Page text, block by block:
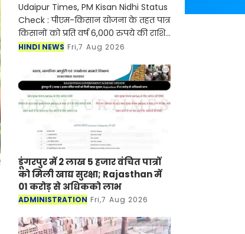
Udaipur Times, PM Kisan Nidhi Status
Check : पीएम-किसान योजना के तहत पात्र
किसानों को प्रति वर्ष 6,000 रुपये की राशि
तीन किस्तों में दी जाती है, जो सीधे उनके
HINDI NEWS Fri,7 Aug 2026
डूंगरपुर में 2 लाख 5 हजार वंचित पात्रों
को मिली खाद्य सुरक्षा; Rajasthan में
01 करोड़ से अधिकको लाभ
ADMINISTRATION Fri,7 Aug 2026